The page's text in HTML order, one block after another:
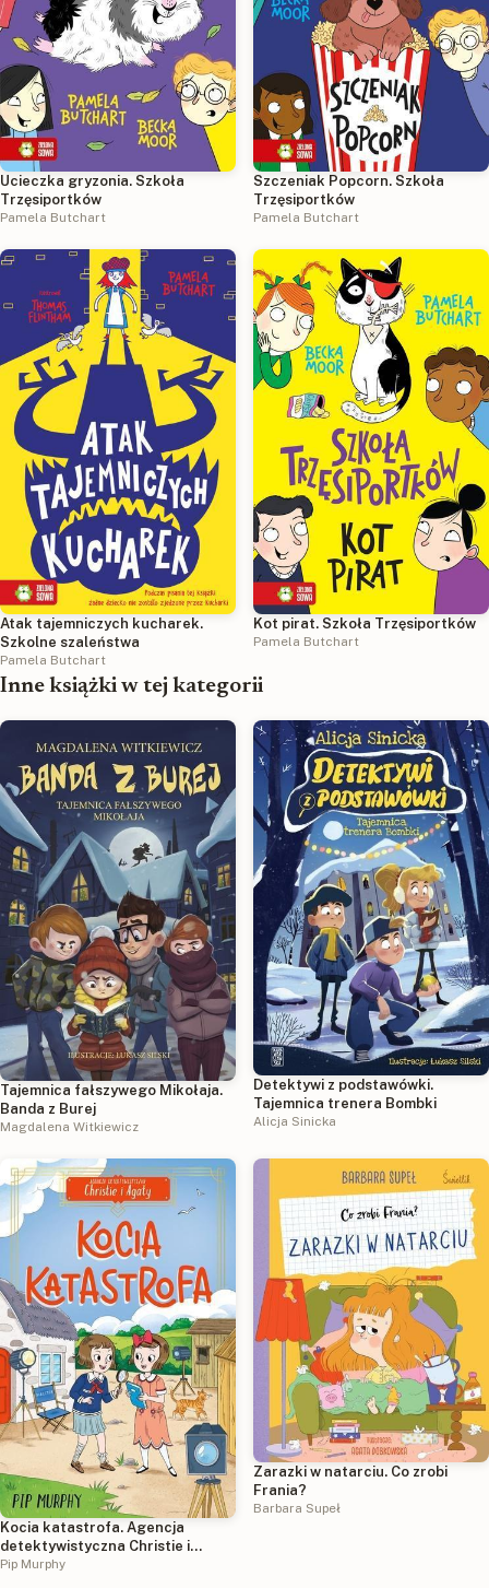
Ucieczka gryzonia. Szkoła
Trzęsiportków
Pamela Butchart
Szczeniak Popcorn. Szkoła
Trzęsiportków
Pamela Butchart
Atak tajemniczych kucharek.
Szkolne szaleństwa
Pamela Butchart
Kot pirat. Szkoła Trzęsiportków
Pamela Butchart
Inne książki w tej kategorii
Tajemnica fałszywego Mikołaja.
Banda z Burej
Magdalena Witkiewicz
Detektywi z podstawówki.
Tajemnica trenera Bombki
Alicja Sinicka
Kocia katastrofa. Agencja
detektywistyczna Christie i
Agaty. Tom 8
Pip Murphy
Zarazki w natarciu. Co zrobi
Frania?
Barbara Supeł